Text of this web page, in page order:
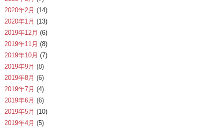
2020年2月 (14)
2020年1月 (13)
2019年12月 (6)
2019年11月 (8)
2019年10月 (7)
2019年9月 (8)
2019年8月 (6)
2019年7月 (4)
2019年6月 (6)
2019年5月 (10)
2019年4月 (5)